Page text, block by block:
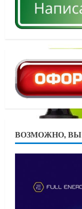
ВОЗМОЖНО,